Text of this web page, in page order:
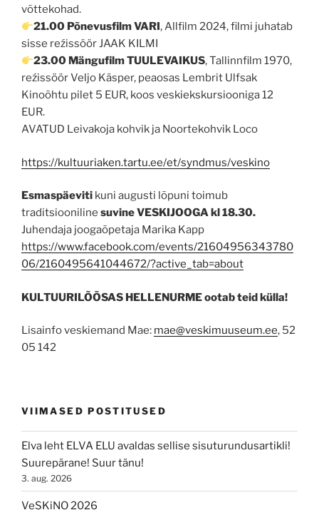
võttekohad.
21.00 Põnevusfilm VARI, Allfilm 2024, filmi juhatab
sisse reźissöör JAAK KILMI
23.00 Mängufilm TUULEVAIKUS, Tallinnfilm 1970,
reźissöör Veljo Käsper, peaosas Lembrit Ulfsak
Kinoõhtu pilet 5 EUR, koos veskiekskursiooniga 12
EUR.
AVATUD Leivakoja kohvik ja Noortekohvik Loco
https://kultuuriaken.tartu.ee/et/syndmus/veskino
Esmaspäeviti kuni augusti lõpuni toimub
traditsiooniline suvine VESKIJOOGA kl 18.30.
Juhendaja joogaõpetaja Marika Kapp
https://www.facebook.com/events/21604956343780
06/2160495641044672/?active_tab=about
KULTUURILÕÕSAS HELLENURME ootab teid külla!
Lisainfo veskiemand Mae: mae@veskimuuseum.ee, 52
05 142
VIIMASED POSTITUSED
Elva leht ELVA ELU avaldas sellise sisuturundusartikli!
Suurepärane! Suur tänu!
3. aug. 2026
VeSKiNO 2026